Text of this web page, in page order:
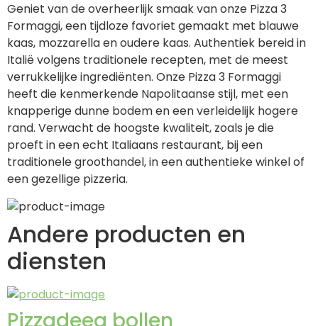
Geniet van de overheerlijk smaak van onze Pizza 3
Formaggi, een tijdloze favoriet gemaakt met blauwe
kaas, mozzarella en oudere kaas. Authentiek bereid in
Italië volgens traditionele recepten, met de meest
verrukkelijke ingrediënten. Onze Pizza 3 Formaggi
heeft die kenmerkende Napolitaanse stijl, met een
knapperige dunne bodem en een verleidelijk hogere
rand. Verwacht de hoogste kwaliteit, zoals je die
proeft in een echt Italiaans restaurant, bij een
traditionele groothandel, in een authentieke winkel of
een gezellige pizzeria.
Andere producten en
diensten
Pizzadeeg bollen